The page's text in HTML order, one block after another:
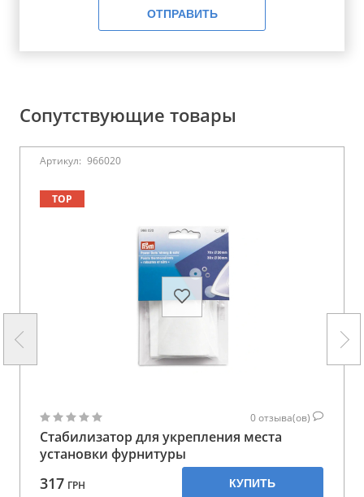
ОТПРАВИТЬ
Сопутствующие товары
Артикул: 966020
TOP
0отзыва(ов)
Стабилизатор для укрепления места
установки фурнитуры
317 ГРН КУПИТЬ